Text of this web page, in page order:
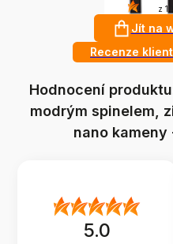
4.8 z
Jít na
Recenze
Hodnocení
modrým spinelem,
nano kameny
5.0